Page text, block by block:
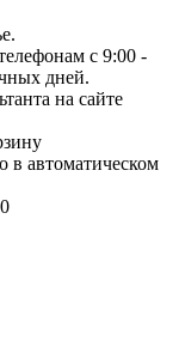
с 9:00 -
дней.
на сайте
в автоматическом